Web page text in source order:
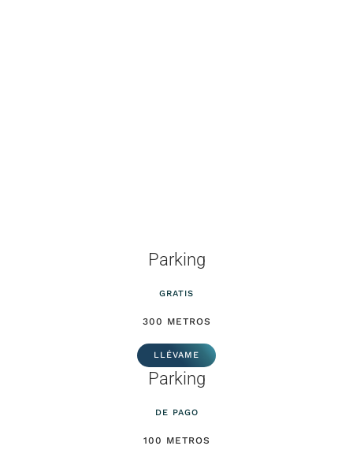
Parking
GRATIS
300 METROS
LLÉVAME
Parking
DE PAGO
100 METROS